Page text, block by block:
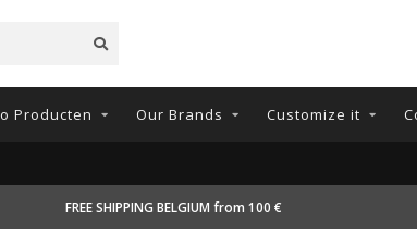
Producten Our Brands Customize it
FREE SHIPPING BELGIUM from 100 €